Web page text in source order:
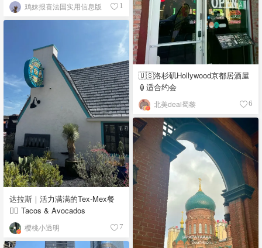
鸡妹报喜法国实用信息版 1
🇺🇸洛杉矶Hollywood京都居酒屋
🏮适合约会
北美deal蜀黎 6
达拉斯｜活力满满的Tex-Mex餐
👉🏼 Tacos & Avocados
樱桃小透明 7